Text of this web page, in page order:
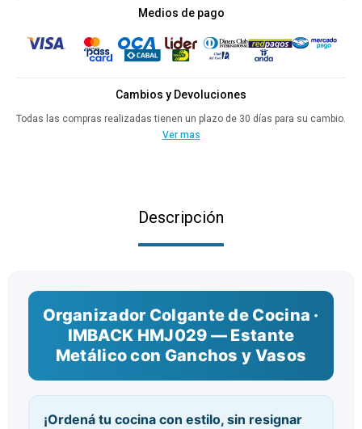
Medios de pago
Cambios y Devoluciones
Todas las compras realizadas tienen un plazo de 30 días para su cambio.
Ver mas
Descripción
Organizador Colgante de Cocina ·
IMBACK HMJ029 — Estante
Metálico con Ganchos y Vasos
¡Ordená tu cocina con estilo, sin resignar